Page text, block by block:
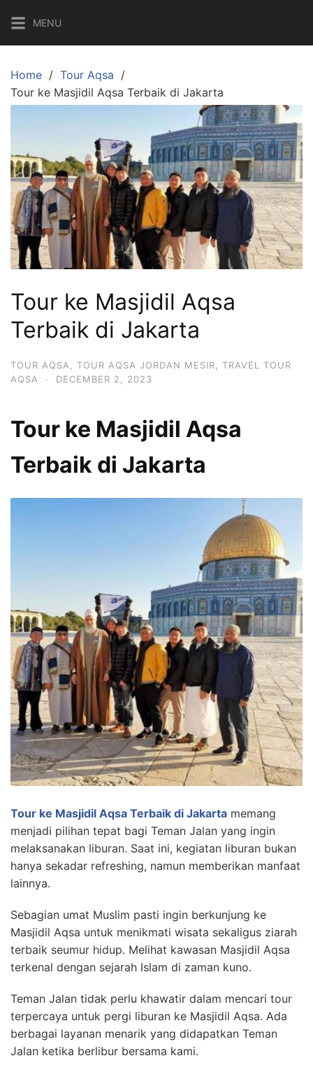
content
MENU
Home
Tour Aqsa
Tour ke Masjidil Aqsa Terbaik di Jakarta
Tour ke Masjidil Aqsa
Terbaik di Jakarta
TOUR AQSA TOUR AQSA JORDAN MESIR
TRAVEL TOUR
AQSA
· DECEMBER 2, 2023
Tour ke Masjidil Aqsa
Terbaik di Jakarta
Tour ke Masjidil Aqsa Terbaik di Jakarta memang
menjadi pilihan tepat bagi Teman Jalan yang ingin
melaksanakan liburan. Saat ini, kegiatan liburan bukan
hanya sekadar refreshing, namun memberikan manfaat
lainnya.
Sebagian umat Muslim pasti ingin berkunjung ke
Masjidil Aqsa untuk menikmati wisata sekaligus ziarah
terbaik seumur hidup. Melihat kawasan Masjidil Aqsa
terkenal dengan sejarah Islam di zaman kuno.
Teman Jalan tidak perlu khawatir dalam mencari tour
terpercaya untuk pergi liburan ke Masjidil Aqsa. Ada
berbagai layanan menarik yang didapatkan Teman
Jalan ketika berlibur bersama kami.